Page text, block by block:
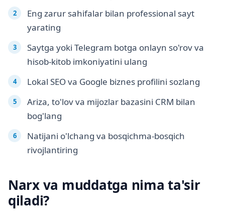
Eng zarur sahifalar bilan professional sayt
yarating
Saytga yoki Telegram botga onlayn so'rov va
hisob-kitob imkoniyatini ulang
Lokal SEO va Google biznes profilini sozlang
Ariza, to'lov va mijozlar bazasini CRM bilan
bog'lang
Natijani o'lchang va bosqichma-bosqich
rivojlantiring
Narx va muddatga nima ta'sir
qiladi?